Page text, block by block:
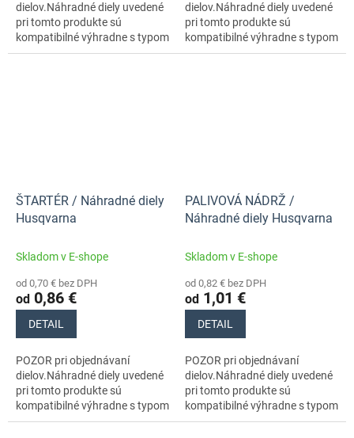
dielov.Náhradné diely uvedené
pri tomto produkte sú
kompatibilné výhradne s typom
stroja s číslom 966648115
dielov.Náhradné diely uvedené
pri tomto produkte sú
kompatibilné výhradne s typom
stroja s číslom 966648115
ŠTARTÉR / Náhradné diely
Husqvarna
Skladom v E-shope
od 0,70 € bez DPH
od 0,86 €
DETAIL
POZOR pri objednávaní
dielov.Náhradné diely uvedené
pri tomto produkte sú
kompatibilné výhradne s typom
stroja s číslom 966648115
PALIVOVÁ NÁDRŽ /
Náhradné diely Husqvarna
Skladom v E-shope
od 0,82 € bez DPH
od 1,01 €
DETAIL
POZOR pri objednávaní
dielov.Náhradné diely uvedené
pri tomto produkte sú
kompatibilné výhradne s typom
stroja s číslom 966648115